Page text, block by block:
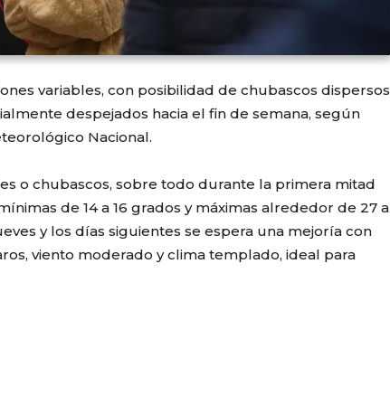
variables, con posibilidad de chubascos dispersos
despejados hacia el fin de semana, según
Nacional.
o chubascos, sobre todo durante la primera mitad
de 14 a 16 grados y máximas alrededor de 27 a
y los días siguientes se espera una mejoría con
viento moderado y clima templado, ideal para